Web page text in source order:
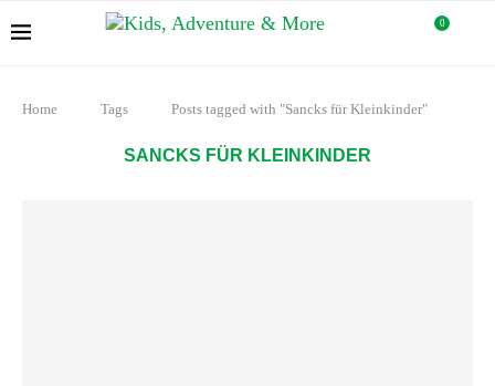
0
Home Tags Posts tagged with "Sancks für Kleinkinder"
SANCKS FÜR KLEINKINDER